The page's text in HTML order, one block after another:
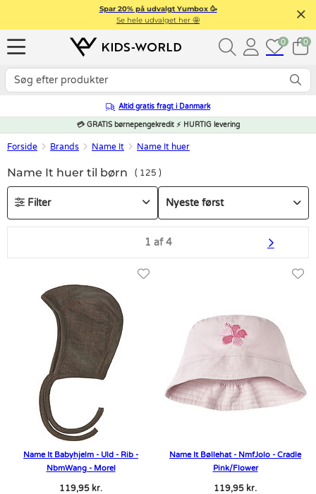
Spar 20% på udvalgt Yumbox 🥳
Se hele udvalget her 🤩
0 0
Altid gratis fragt i Danmark
💳 GRATIS børnepengekredit ⚡ HURTIG levering
Forside Brands Name It Name It huer
Name It huer til børn 125
Filter
1 af 4
Name It Babyhjelm - Uld - Rib -
NbmWang - Morel
119,95 kr.
Name It Bøllehat - NmfJolo - Cradle
Pink/Flower
119,95 kr.